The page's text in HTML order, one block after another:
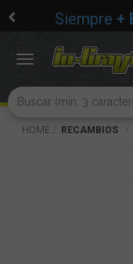
Siempre +
Toggle
HOME RECAMBIOS